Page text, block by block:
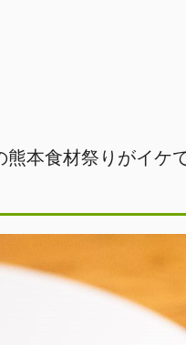
熊本食材祭りがイ